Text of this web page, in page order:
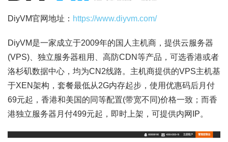
DiyVM官网地址： https://www.diyvm.com/
DiyVM是一家成立于2009年的国人主机商，提供云服务器
(VPS)、独立服务器租用、高防CDN等产品，可选香港或者
洛杉矶数据中心，均为CN2线路。主机商提供的VPS主机基
于XEN架构，套餐最低从2G内存起步，使用优惠码后月付
69元起，香港和美国的同等配置(带宽不同)价格一致；而香
港独立服务器月付499元起，即时上架，可提供内网IP。